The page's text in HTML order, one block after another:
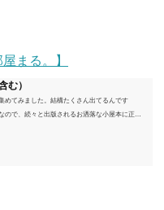
まる。】
む）
めてみました。結構たくさん出てるんです
ので、続々と出版されるお洒落な小屋本に正直